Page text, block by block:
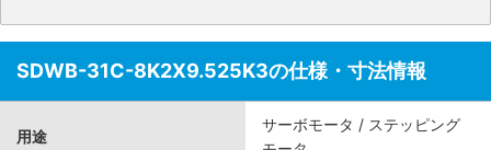
SDWB-31C-8K2X9.525K3の仕様・寸法情報
用途
サーボモータ / ステッピング